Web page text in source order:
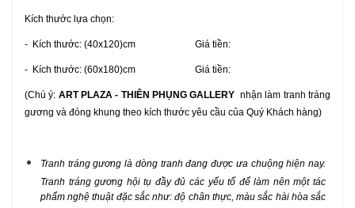
Kích thước lựa chọn:
- Kích thước: (40x120)cm Giá tiền:
- Kích thước: (60x180)cm Giá tiền:
(Chú ý: ART PLAZA - THIÊN PHỤNG GALLERY nhận làm tranh tráng
gương và đóng khung theo kích thước yêu cầu của Quý Khách hàng)
Tranh tráng gương là dòng tranh đang được ưa chuộng hiện nay.
Tranh tráng gương hội tụ đầy đủ các yếu tố để làm nên một tác
phẩm nghệ thuật đặc sắc như: độ chân thực, màu sắc hài hòa sắc